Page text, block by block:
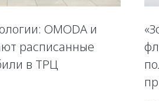
OMODA и
расписанные
в ТРЦ